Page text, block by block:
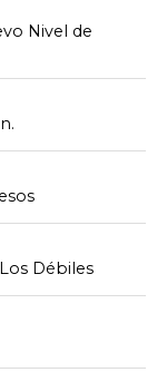
Nivel de
Débiles